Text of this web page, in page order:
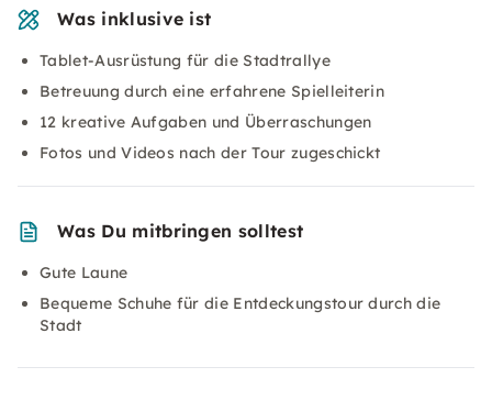
Was inklusive ist
Tablet-Ausrüstung für die Stadtrallye
Betreuung durch eine erfahrene Spielleiterin
12 kreative Aufgaben und Überraschungen
Fotos und Videos nach der Tour zugeschickt
Was Du mitbringen solltest
Gute Laune
Bequeme Schuhe für die Entdeckungstour durch die
Stadt